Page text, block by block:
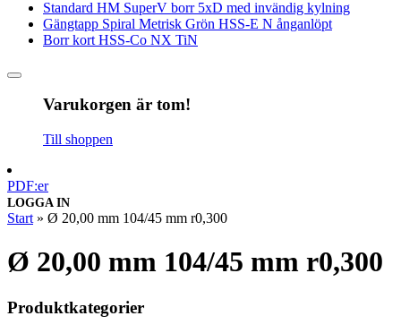
Standard HM SuperV borr 5xD med invändig kylning
Gängtapp Spiral Metrisk Grön HSS-E N ånganlöpt
Borr kort HSS-Co NX TiN
Varukorgen är tom!
Till shoppen
PDF:er
LOGGA IN
Start » Ø 20,00 mm 104/45 mm r0,300
Ø 20,00 mm 104/45 mm r0,300
Produktkategorier